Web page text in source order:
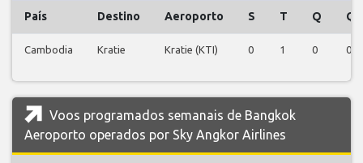
País Destino Aeroporto S T Q Q
Cambodia Kratie Kratie (KTI) 0 1 0 0
Voos programados semanais de Bangkok
Aeroporto operados por Sky Angkor Airlines